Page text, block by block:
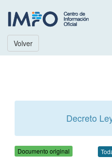
Volver
Decreto
Documento original